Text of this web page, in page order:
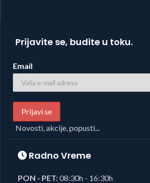
Prijavite se, budite u toku.
Email
Novosti, akcije, popusti...
Radno Vreme
PON - PET:08:30h - 16:30h